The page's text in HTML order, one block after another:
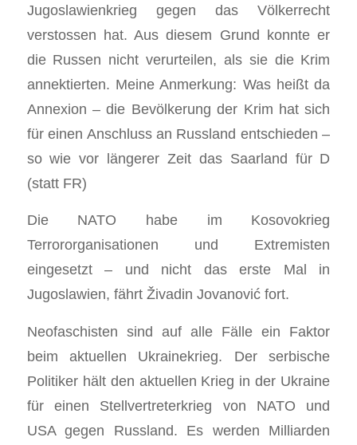
Jugoslawienkrieg gegen das Völkerrecht
verstossen hat. Aus diesem Grund konnte er
die Russen nicht verurteilen, als sie die Krim
annektierten. Meine Anmerkung: Was heißt da
Annexion – die Bevölkerung der Krim hat sich
für einen Anschluss an Russland entschieden –
so wie vor längerer Zeit das Saarland für D
(statt FR)
Die NATO habe im Kosovokrieg
Terrororganisationen und Extremisten
eingesetzt – und nicht das erste Mal in
Jugoslawien, fährt Živadin Jovanović fort.
Neofaschisten sind auf alle Fälle ein Faktor
beim aktuellen Ukrainekrieg. Der serbische
Politiker hält den aktuellen Krieg in der Ukraine
für einen Stellvertreterkrieg von NATO und
USA gegen Russland. Es werden Milliarden